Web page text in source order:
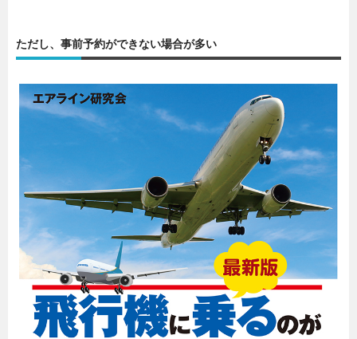
ただし、事前予約ができない場合が多い